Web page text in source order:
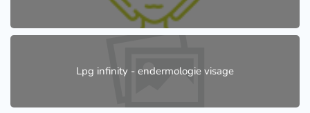
Lpg infinity - endermologie visage